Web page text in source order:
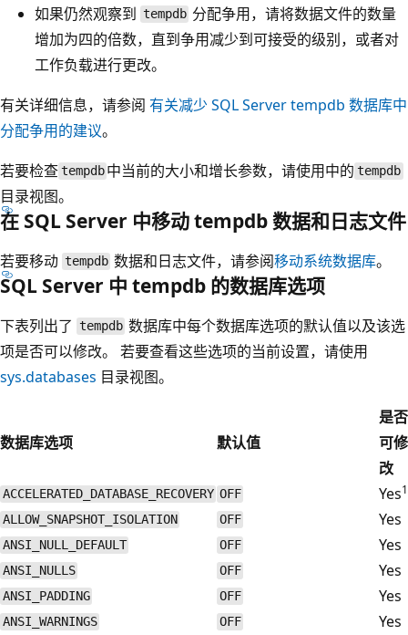
如果仍然观察到 tempdb 分配争用，请将数据文件的数量
增加为四的倍数，直到争用减少到可接受的级别，或者对
工作负载进行更改。
有关详细信息，请参阅 有关减少 SQL Server tempdb 数据库中
分配争用的建议。
若要检查tempdb 中当前的大小和增长参数，请使用中的 tempdb
目录视图。
在 SQL Server 中移动 tempdb 数据和日志文件
若要移动 tempdb 数据和日志文件，请参阅移动系统数据库。
SQL Server 中 tempdb 的数据库选项
下表列出了 tempdb 数据库中每个数据库选项的默认值以及该选
项是否可以修改。 若要查看这些选项的当前设置，请使用
sys.databases 目录视图。
数据库选项 默认值
是否
可修
改
ACCELERATED_DATABASE_RECOVERY OFF Yes1
ALLOW_SNAPSHOT_ISOLATION OFF Yes
ANSI_NULL_DEFAULT OFF Yes
ANSI_NULLS OFF Yes
ANSI_PADDING OFF Yes
ANSI_WARNINGS OFF Yes